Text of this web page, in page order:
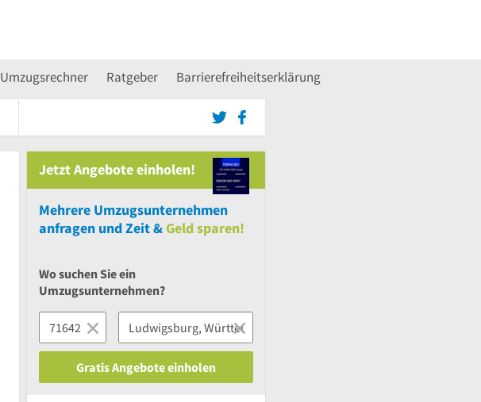
Umzugsrechner Ratgeber Barrierefreiheitserklärung
Jetzt Angebote einholen!
Mehrere Umzugsunternehmen
anfragen und Zeit &Geld sparen!
Wo suchen Sie ein
Umzugsunternehmen?
Gratis Angebote einholen